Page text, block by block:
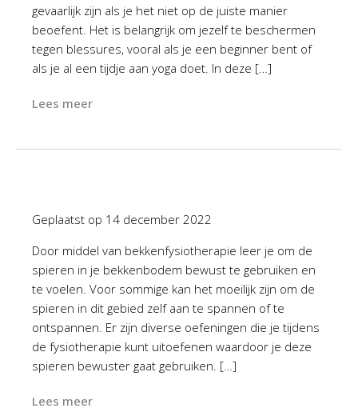
gevaarlijk zijn als je het niet op de juiste manier
beoefent. Het is belangrijk om jezelf te beschermen
tegen blessures, vooral als je een beginner bent of
als je al een tijdje aan yoga doet. In deze […]
Lees meer
Geplaatst op 14 december 2022
Door middel van bekkenfysiotherapie leer je om de
spieren in je bekkenbodem bewust te gebruiken en
te voelen. Voor sommige kan het moeilijk zijn om de
spieren in dit gebied zelf aan te spannen of te
ontspannen. Er zijn diverse oefeningen die je tijdens
de fysiotherapie kunt uitoefenen waardoor je deze
spieren bewuster gaat gebruiken. […]
Lees meer